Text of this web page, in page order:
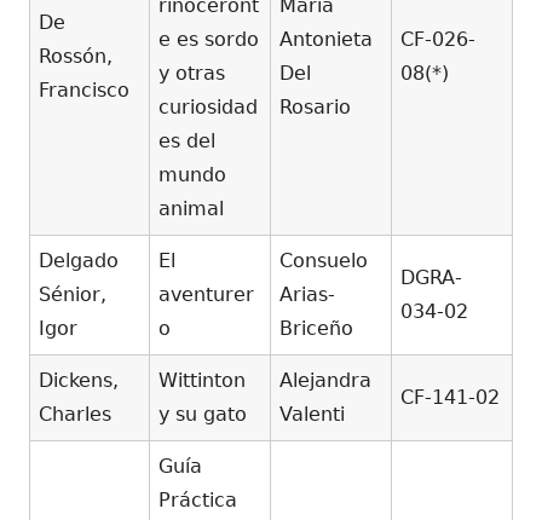
De
Rossón,
Francisco
rinoceront
e es sordo
y otras
curiosidad
es del
mundo
animal
María
Antonieta
Del
Rosario
CF-026-
08(*)
Delgado
Sénior,
Igor
El
aventurer
o
Consuelo
Arias-
Briceño
DGRA-
034-02
Dickens,
Charles
Wittinton
y su gato
Alejandra
Valenti
CF-141-02
Guía
Práctica